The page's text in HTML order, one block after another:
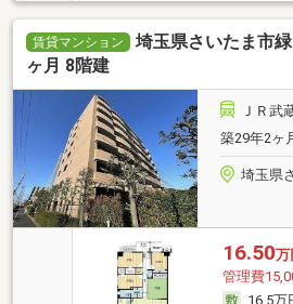
賃貸マンション
埼玉県さいたま市
ヶ月 8階建
ＪＲ武
築29年2ヶ
埼玉県
16.50万
管理費
16.5万